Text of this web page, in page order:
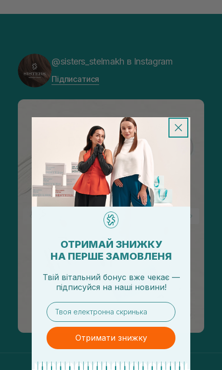
@sisters_stelmakh в Instagram
Підписатися
ОТРИМАЙ ЗНИЖКУ
НА ПЕРШЕ ЗАМОВЛЕНЯ
Твій вітальний бонус вже чекає —
підписуйся на наші новини!
email
Отримати знижку